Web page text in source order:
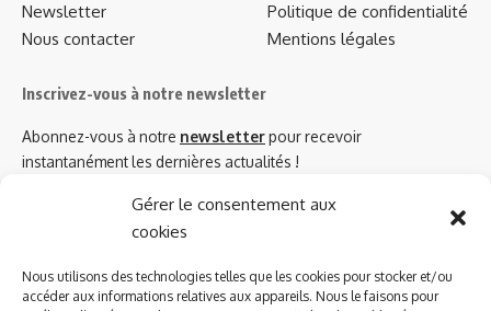
Gérer le consentement aux
cookies
Nous utilisons des technologies telles que les cookies pour stocker et/ou
accéder aux informations relatives aux appareils. Nous le faisons pour
Newsletter
Nous contacter
Politique de confidentialité
Mentions légales
Inscrivez-vous à notre newsletter
Abonnez-vous à notre newsletterpour recevoir
instantanément les dernières actualités !
Azinat.com TV soutient